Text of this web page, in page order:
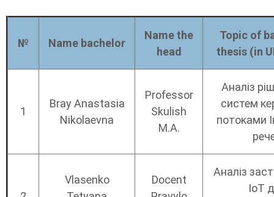
№ Name bachelor
Name the
head
Topic of
thesis (in
1
Bray Anastasia
Nikolaevna
Professor
Skulish
M.A.
Аналіз
систем
потоками
Vlasenko
Docent
Аналіз
IoT